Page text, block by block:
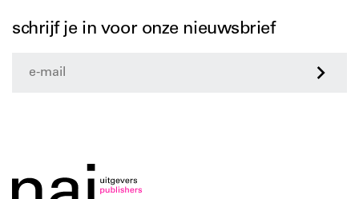
schrijf je in voor onze nieuwsbrief